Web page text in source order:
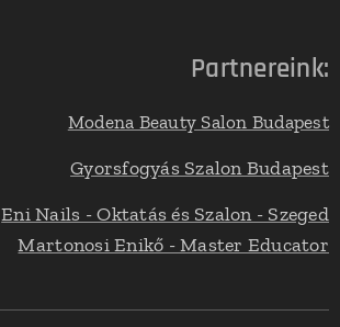
Partnereink:
Modena Beauty Salon Budapest
Gyorsfogyás Szalon Budapest
Eni Nails - Oktatás és Szalon - Szeged
Martonosi Enikő - Master Educator